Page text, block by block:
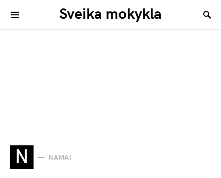
Sveika mokykla
N NAMAI